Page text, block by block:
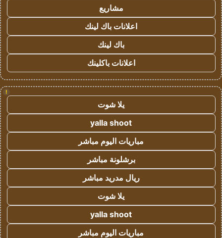
مشاريع
اعلانات باك لينك
باك لينك
اعلانات باكلينك
!
يلا شوت
yalla shoot
مباريات اليوم مباشر
برشلونة مباشر
ريال مدريد مباشر
يلا شوت
yalla shoot
مباريات اليوم مباشر